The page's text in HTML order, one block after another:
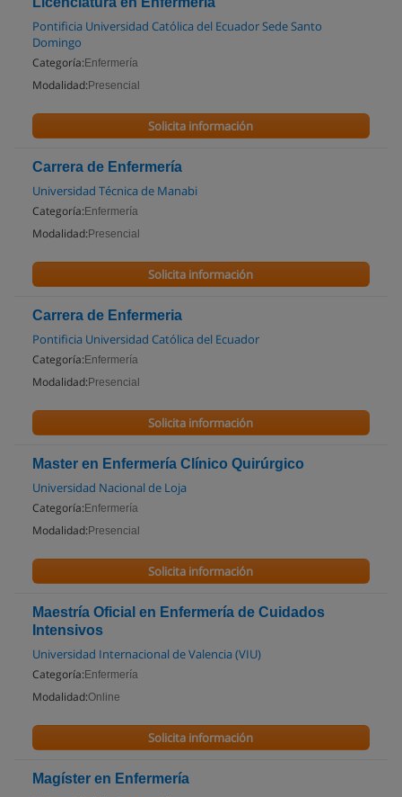
Pontificia Universidad Católica del Ecuador Sede Santo
Domingo
Categoría: Enfermería
Modalidad: Presencial
Solicita información
Carrera de Enfermería
Universidad Técnica de Manabi
Categoría: Enfermería
Modalidad: Presencial
Solicita información
Carrera de Enfermeria
Pontificia Universidad Católica del Ecuador
Categoría: Enfermería
Modalidad: Presencial
Solicita información
Master en Enfermería Clínico Quirúrgico
Universidad Nacional de Loja
Categoría: Enfermería
Modalidad: Presencial
Solicita información
Maestría Oficial en Enfermería de Cuidados
Intensivos
Universidad Internacional de Valencia (VIU)
Categoría: Enfermería
Modalidad:Online
Solicita información
Magíster en Enfermería